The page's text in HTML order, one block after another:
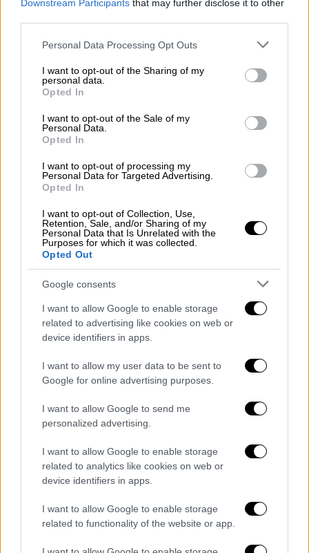
Downstream Participants that may further disclose it to other
Please note that this website/app uses one or more Google
not limited to your visit or usage behaviour. You may click to
grant or deny consent to Google and its third-party tags to
use your data for below specified purposes in below Google
consent section.
Personal Data Processing Opt Outs
I want to opt-out of the Sharing of my
personal data.
Opted In
I want to opt-out of the Sale of my
Personal Data.
Opted In
I want to opt-out of processing my
Personal Data for Targeted Advertising.
Opted In
I want to opt-out of Collection, Use,
Retention, Sale, and/or Sharing of my
Personal Data that Is Unrelated with the
Purposes for which it was collected.
Opted Out
Google consents
I want to allow Google to enable storage
related to advertising like cookies on web or
device identifiers in apps.
I want to allow my user data to be sent to
Google for online advertising purposes.
I want to allow Google to send me
personalized advertising.
I want to allow Google to enable storage
related to analytics like cookies on web or
device identifiers in apps.
I want to allow Google to enable storage
related to functionality of the website or app.
διασύνδεσης χρήστη, τα αποκαλούμενα και
ξεγελάσει και να εγγραφούν σε μια υπηρεσία
που ανανεώνει αυτόματα τη συνδρομή τους
στο Prime.
Η Amazon Prime προσφέρει γρήγορη και
δωρεάν αποστολή εκατομμυρίων
αντικειμένων, εκπτώσεις και πρόσβαση σε
ταινίες, μουσική και τηλεοπτικές σειρές και
άλλα προνόμια. Τα μέλη της Prime στις ΗΠΑ
πληρώνουν συνήθως 139 δολάρια ετησίως.
ξεπερνούν τα 200 εκατομμύρια.
Η μετοχή της Amazon κατέγραψε πτώση
περίπου 1% μετά την είδηση αυτήν. Η
εταιρεία δεν ήταν άμεσα διαθέσιμη για
Η FTC ερευνούσε το θέμα της εγγραφής και
της ακύρωσης συνδρομών στο πρόγραμμα